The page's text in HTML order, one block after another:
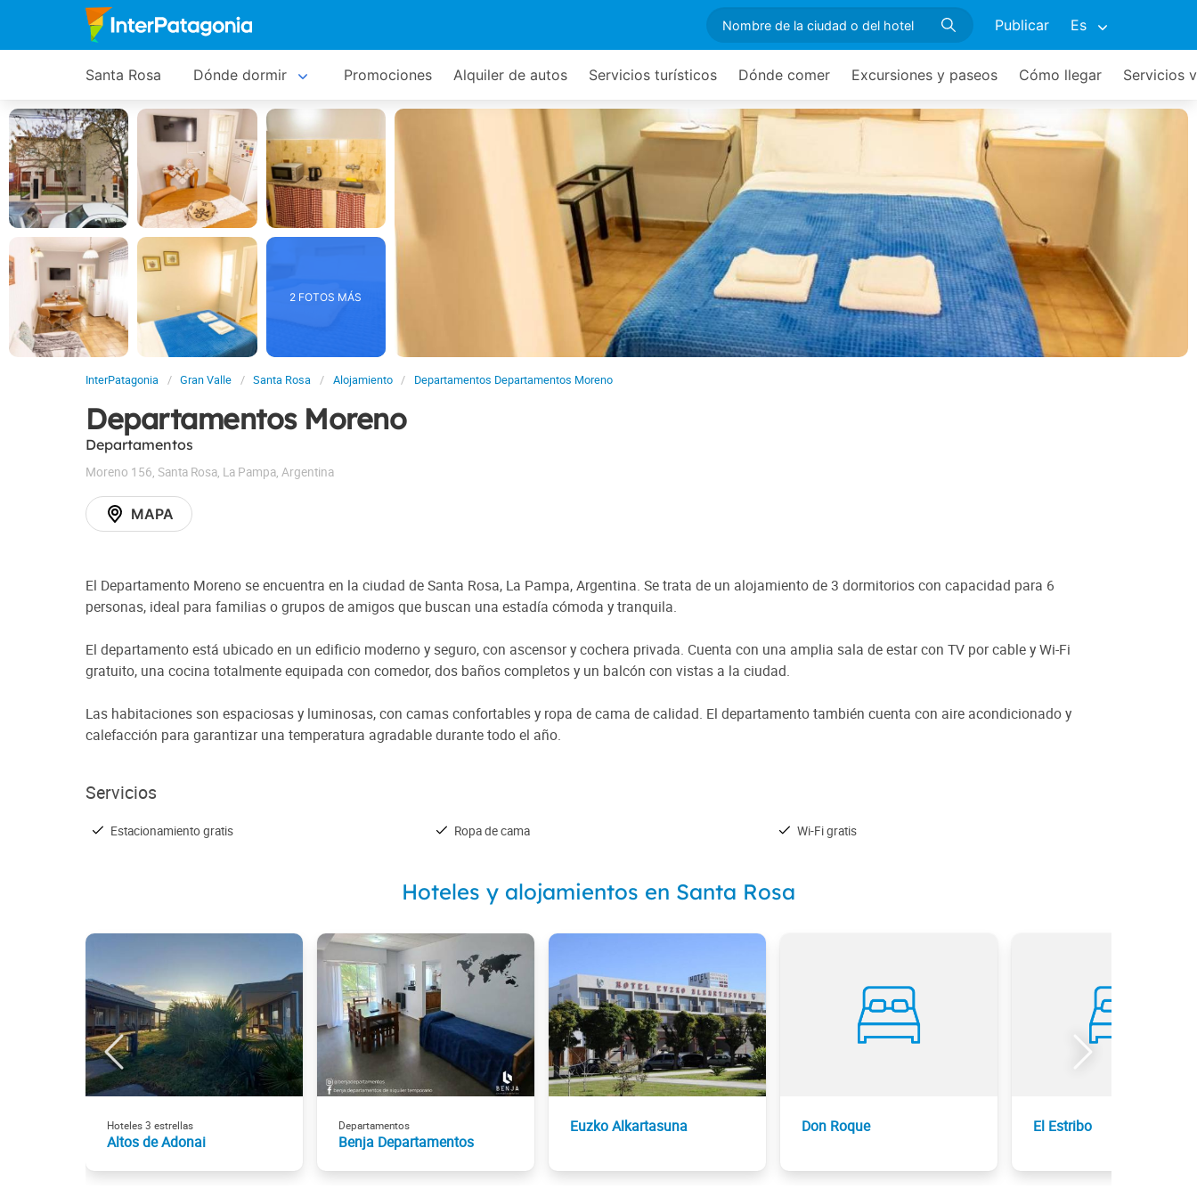
Publicar Es
Santa Rosa Dónde dormir Promociones Alquiler de autos Servicios turísticos Dónde comer Excursiones y paseos Cómo llegar Servicios
2 FOTOS MÁS
InterPatagonia Gran Valle Santa Rosa Alojamiento Departamentos Departamentos Moreno
Departamentos Moreno
Departamentos
Moreno 156, Santa Rosa, La Pampa, Argentina
MAPA
El Departamento Moreno se encuentra en la ciudad de Santa Rosa, La Pampa, Argentina. Se trata de un alojamiento de 3 dormitorios con capacidad para 6
personas, ideal para familias o grupos de amigos que buscan una estadía cómoda y tranquila.
El departamento está ubicado en un edificio moderno y seguro, con ascensor y cochera privada. Cuenta con una amplia sala de estar con TV por cable y Wi-Fi
gratuito, una cocina totalmente equipada con comedor, dos baños completos y un balcón con vistas a la ciudad.
Las habitaciones son espaciosas y luminosas, con camas confortables y ropa de cama de calidad. El departamento también cuenta con aire acondicionado y
calefacción para garantizar una temperatura agradable durante todo el año.
Servicios
Estacionamiento gratis Ropa de cama Wi-Fi gratis
Hoteles y alojamientos en Santa Rosa
Hoteles 3 estrellas
Altos de Adonai
Departamentos
Benja Departamentos
Euzko Alkartasuna Don Roque El Estribo